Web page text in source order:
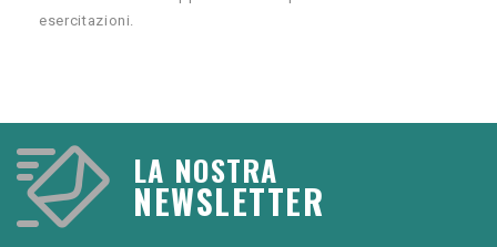
esercitazioni.
LA NOSTRA
NEWSLETTER